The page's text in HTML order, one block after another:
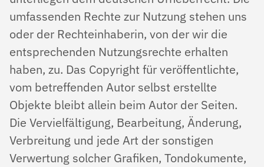
umfassenden Rechte zur Nutzung stehen uns
oder der Rechteinhaberin, von der wir die
entsprechenden Nutzungsrechte erhalten
haben, zu. Das Copyright für veröffentlichte,
vom betreffenden Autor selbst erstellte
Objekte bleibt allein beim Autor der Seiten.
Die Vervielfältigung, Bearbeitung, Änderung,
Verbreitung und jede Art der sonstigen
Verwertung solcher Grafiken, Tondokumente,